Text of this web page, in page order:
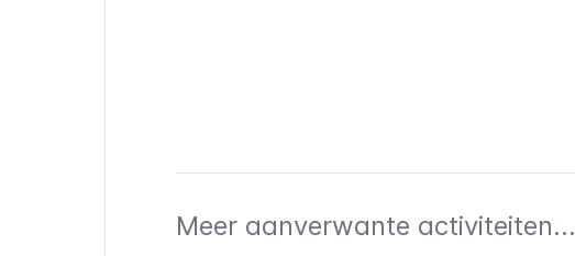
Meer aanverwante activiteiten...